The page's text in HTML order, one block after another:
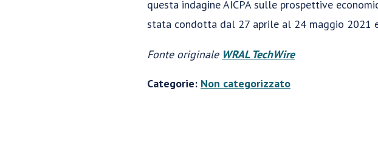
questa indagine AICPA sulle prospettive
stata condotta dal 27 aprile al 24 maggio 2021
Fonte originale WRAL TechWire
Categorie: Non categorizzato